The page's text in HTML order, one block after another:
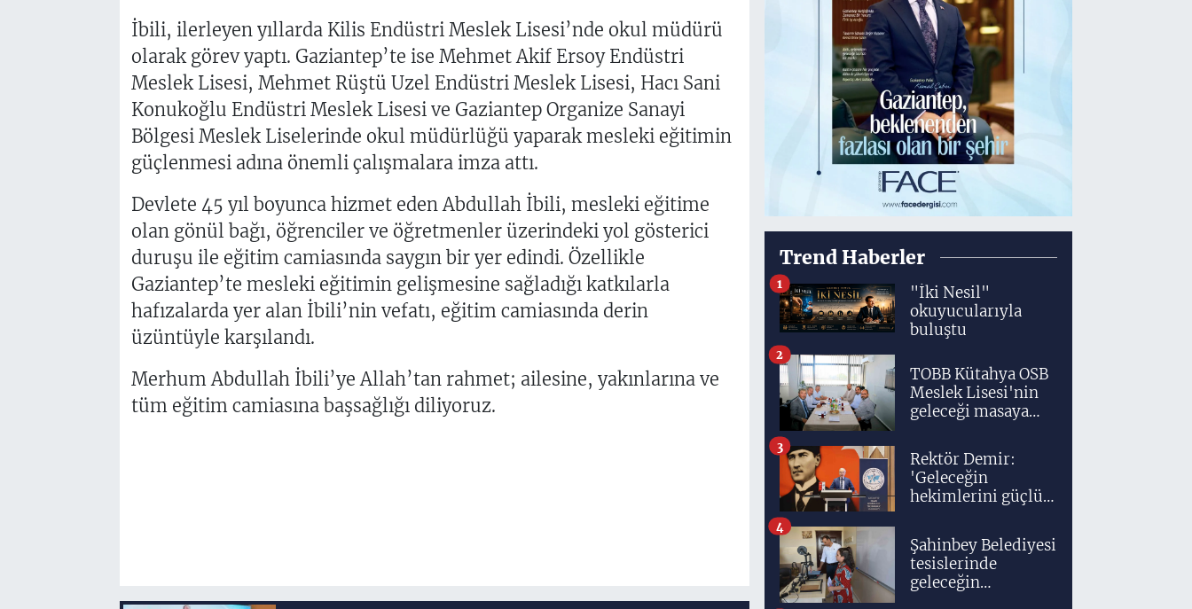
İbili, ilerleyen yıllarda Kilis Endüstri Meslek Lisesi’nde okul müdürü
olarak görev yaptı. Gaziantep’te ise Mehmet Akif Ersoy Endüstri
Meslek Lisesi, Mehmet Rüştü Uzel Endüstri Meslek Lisesi, Hacı Sani
Konukoğlu Endüstri Meslek Lisesi ve Gaziantep Organize Sanayi
Bölgesi Meslek Liselerinde okul müdürlüğü yaparak mesleki eğitimin
güçlenmesi adına önemli çalışmalara imza attı.
Devlete 45 yıl boyunca hizmet eden Abdullah İbili, mesleki eğitime
olan gönül bağı, öğrenciler ve öğretmenler üzerindeki yol gösterici
duruşu ile eğitim camiasında saygın bir yer edindi. Özellikle
Gaziantep’te mesleki eğitimin gelişmesine sağladığı katkılarla
hafızalarda yer alan İbili’nin vefatı, eğitim camiasında derin
üzüntüyle karşılandı.
Merhum Abdullah İbili’ye Allah’tan rahmet; ailesine, yakınlarına ve
tüm eğitim camiasına başsağlığı diliyoruz.
Trend Haberler
"İki Nesil"
okuyucularıyla
buluştu
1
TOBB Kütahya OSB
Meslek Lisesi'nin
geleceği masaya
2
Rektör Demir:
'Geleceğin
hekimlerini güçlü
klinik altyapıyla
yetiştiriyoruz'
3
Şahinbey Belediyesi
tesislerinde
geleceğin
4